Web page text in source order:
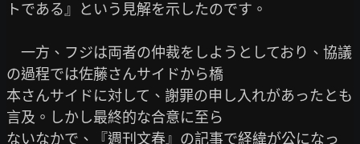
トである』という見解を示したのです。
一方、フジは両者の仲裁をしようとしており、協議
の過程では佐藤さんサイドから橋
本さんサイドに対して、謝罪の申し入れがあったとも
言及。しかし最終的な合意に至ら
ないなかで、『週刊文春』の記事で経緯が公になっ